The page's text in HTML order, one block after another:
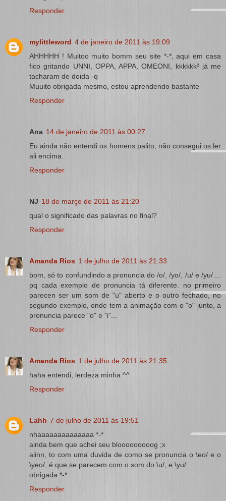
Responder
mylittleword 4 de janeiro de 2011 às 19:09
AHHHHH ! Muitoo muito bomm seu site *-*, aqui em casa
fico gritando UNNI, OPPA, APPA, OMEONI, kkkkkk² já me
tacharam de doida -q
Muuito obrigada mesmo, estou aprendendo bastante
Responder
Ana 14 de janeiro de 2011 às 00:27
Eu ainda não entendi os homens palito, não consegui os ler
ali encima.
Responder
NJ 18 de março de 2011 às 21:20
qual o significado das palavras no final?
Responder
Amanda Rios 1 de julho de 2011 às 21:33
bom, só to confundindo a pronuncia do /o/, /yo/, /u/ e /yu/ ...
pq cada exemplo de pronuncia tá diferente. no primeiro
parecen ser um som de "u" aberto e o outro fechado, no
segundo exemplo, onde tem a animação com o "o" junto, a
pronuncia parece "o" e "i"...
Responder
Amanda Rios 1 de julho de 2011 às 21:35
haha entendi, lerdeza minha ^^
Responder
Lahh 7 de julho de 2011 às 19:51
nhaaaaaaaaaaaaaa *-*
ainda bem que achei seu blooooooooog ;x
aiinn, to com uma duvida de como se pronuncia o \eo/ e o
\yeo/, é que se parecem com o som do \u/, e \yu/
obrigada *-*
Responder